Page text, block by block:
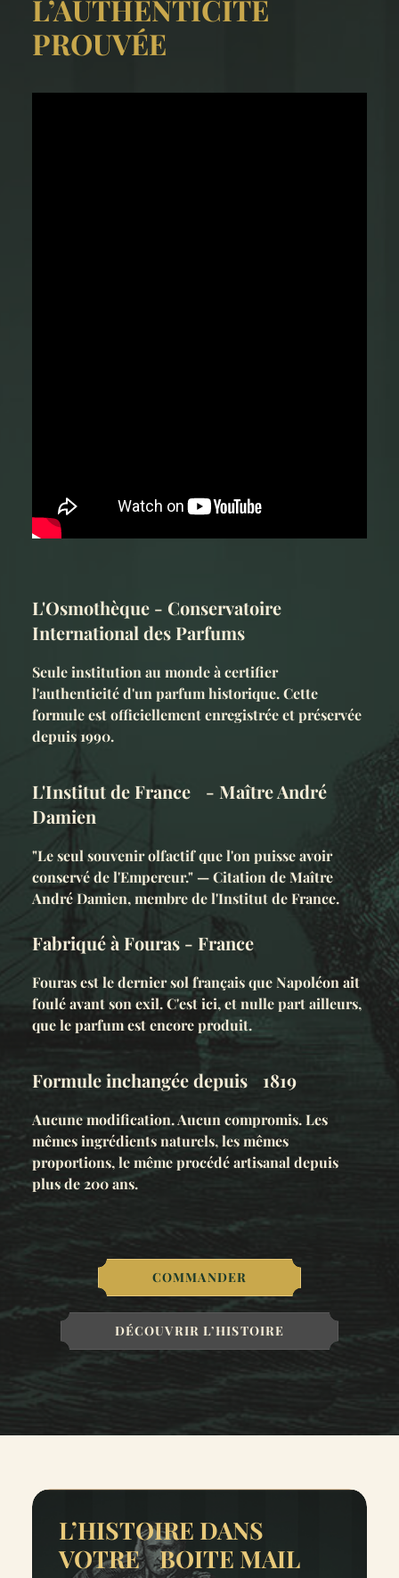
L’AUTHENTICITÉ
PROUVÉE
L'Osmothèque - Conservatoire
International des Parfums
Seule institution au monde à certifier
l'authenticité d'un parfum historique. Cette
formule est officiellement enregistrée et préservée
depuis 1990.
L'Institut de France - Maître André
Damien
"Le seul souvenir olfactif que l'on puisse avoir
conservé de l'Empereur." — Citation de Maître
André Damien, membre de l'Institut de France.
Fabriqué à Fouras - France
Fouras est le dernier sol français que Napoléon ait
foulé avant son exil. C'est ici, et nulle part ailleurs,
que le parfum est encore produit.
Formule inchangée depuis 1819
Aucune modification. Aucun compromis. Les
mêmes ingrédients naturels, les mêmes
proportions, le même procédé artisanal depuis
plus de 200 ans.
COMMANDER
DÉCOUVRIR L’HISTOIRE
L’HISTOIRE DANS
VOTRE BOITE MAIL